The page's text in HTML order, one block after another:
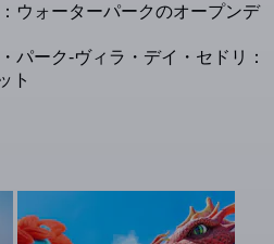
ウォーターパークのオープンデ
パーク-ヴィラ・デイ・セドリ：
ト